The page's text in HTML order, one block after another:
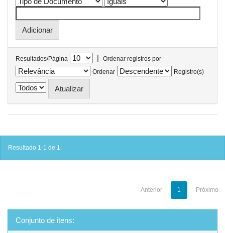
Resultados/Página |
Ordenar registros por
Ordenar
Registro(s)
Resultado 1-1 de 1.
Anterior 1 Próximo
Conjunto de itens: